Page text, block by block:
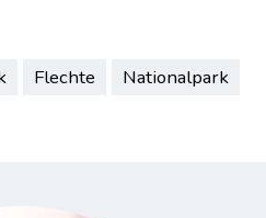
Flechte
Nationalpark